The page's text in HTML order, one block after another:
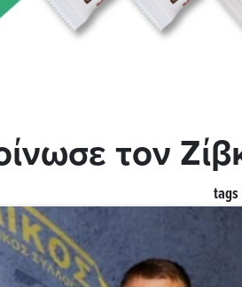
τον
tags